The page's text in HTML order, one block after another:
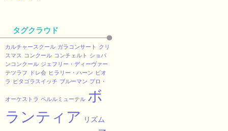
タグクラウド
カルチャースクール ガラコンサート
クリ
スマス
コンクール コンチェルト
ショパ
ンコンクール ジェフリー・ディーヴァー
テツラフ
ドレ会 ヒラリー・ハーン ビオ
ラ
ピタゴラスイッチ ブルーマン プロ・
オーケストラ ペルルミューテル ボ
ランティア
リズム